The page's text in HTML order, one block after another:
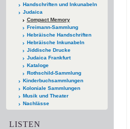
Handschriften und Inkunabeln
Judaica
Compact Memory
Freimann-Sammlung
Hebräische Handschriften
Hebräische Inkunabeln
Jiddische Drucke
Judaica Frankfurt
Kataloge
Rothschild-Sammlung
Kinderbuchsammlungen
Koloniale Sammlungen
Musik und Theater
Nachlässe
LISTEN